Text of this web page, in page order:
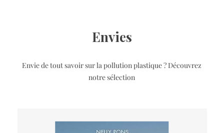
Envies
Envie de tout savoir sur la pollution plastique ? Découvrez
notre sélection